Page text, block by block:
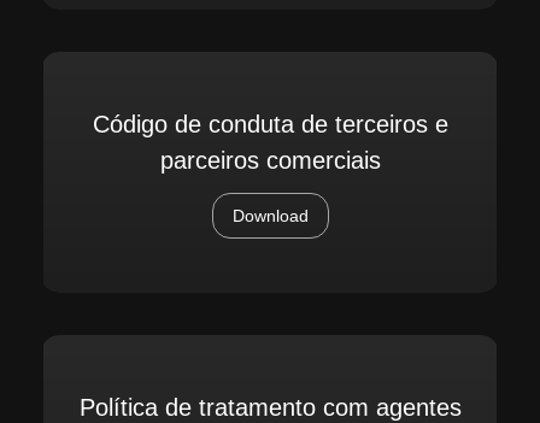
Código de conduta de terceiros e
parceiros comerciais
Download
Política de tratamento com agentes